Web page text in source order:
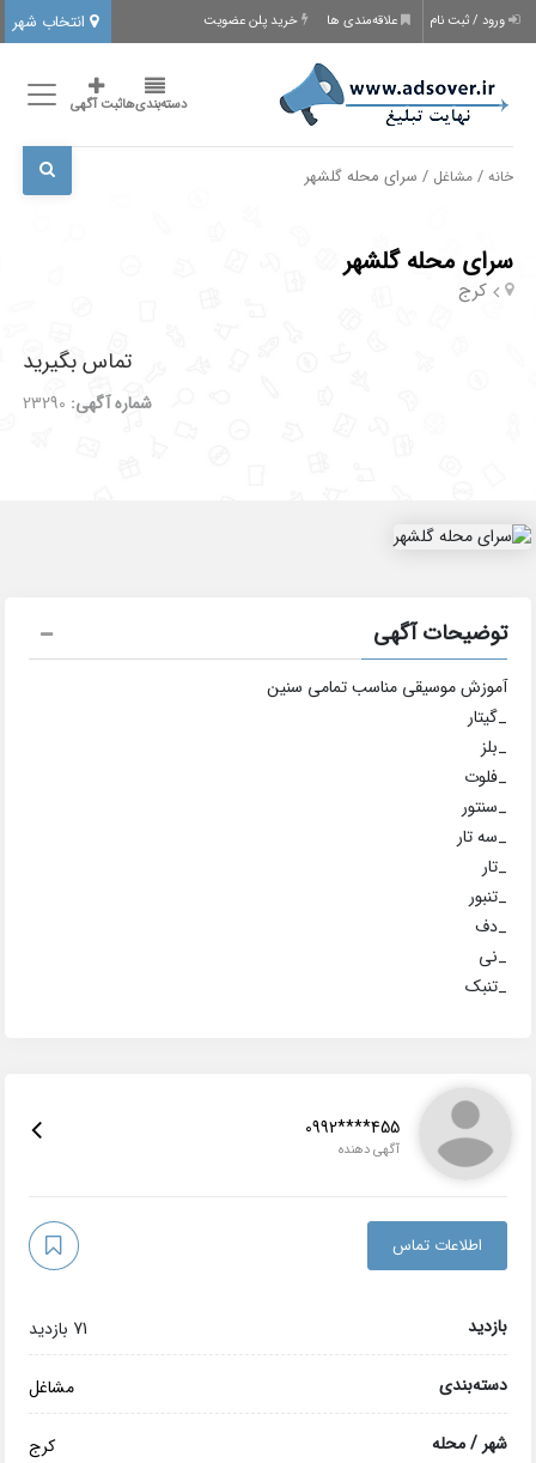
انتخاب شهر ورود / ثبت نام علاقه‌مندی ها خرید پلن عضویت
دسته‌بندی‌هاثبت آگهی
خانه /مشاغل / سرای محله گلشهر
سرای محله گلشهر
کرج
تماس بگیرید
شماره آگهی: 23290
توضیحات آگهی
آموزش موسیقی مناسب تمامی سنین
_گیتار
_بلز
_فلوت
_سنتور
_سه تار
_تار
_تنبور
_دف
_نی
_تنبک
0992****455
آگهی دهنده
اطلاعات تماس
بازدید 71 بازدید
دسته‌بندی مشاغل
شهر / محله کرج